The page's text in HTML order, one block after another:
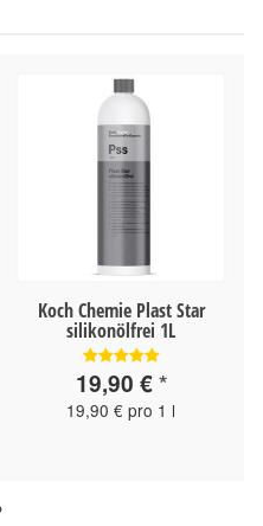
Koch Chemie Plast Star
silikonölfrei 1L
19,90 €*
19,90 € pro 1 l